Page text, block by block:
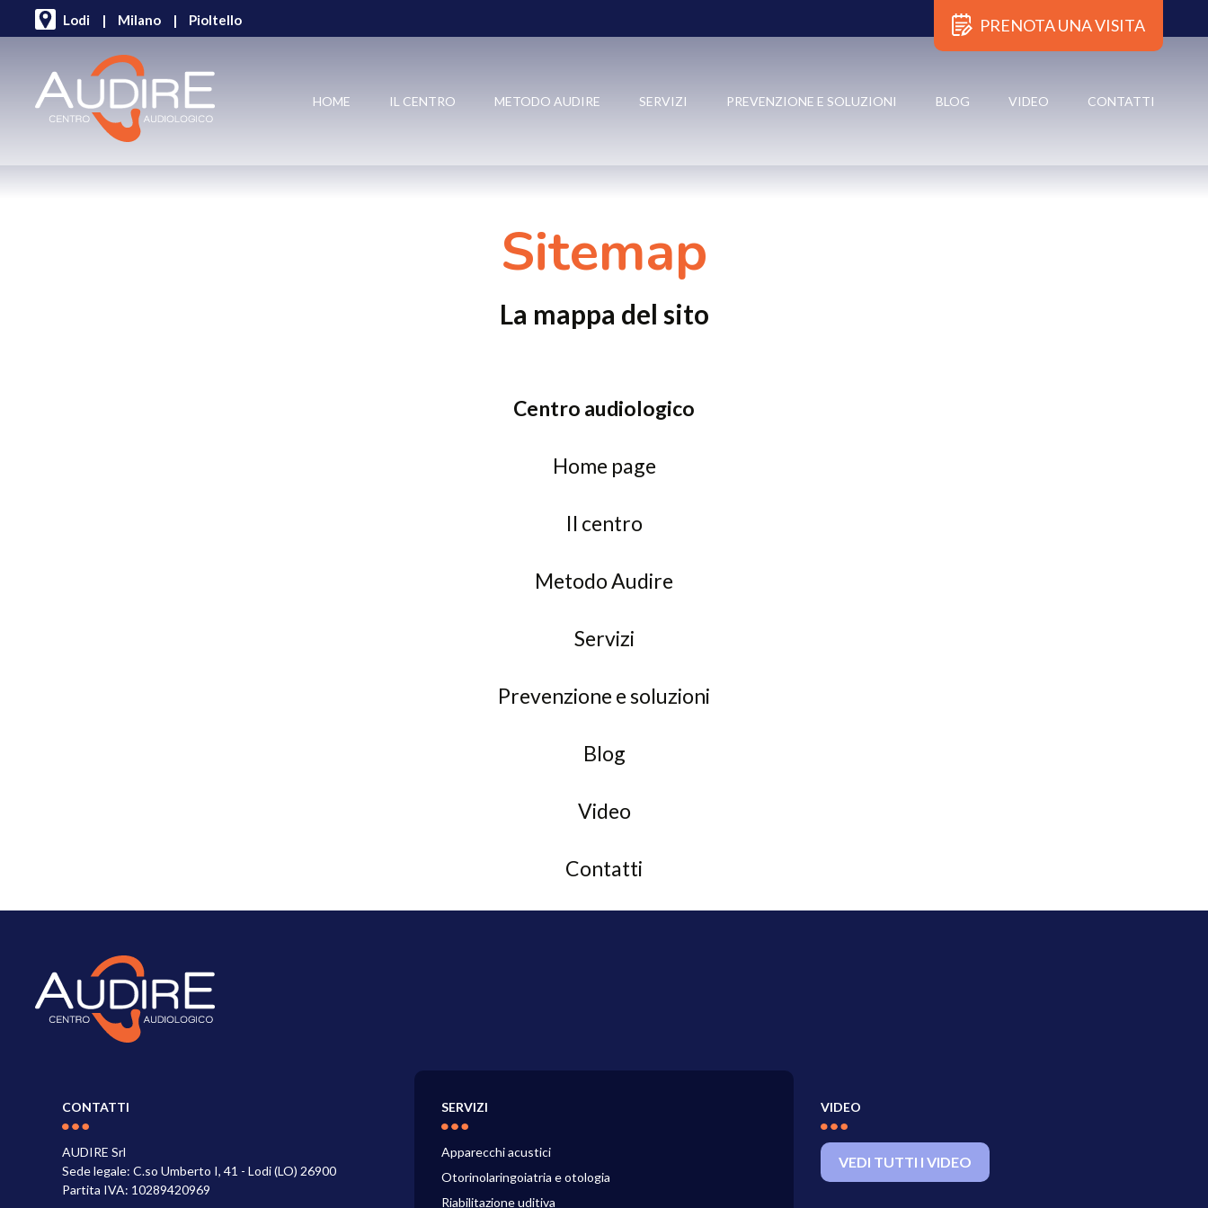
PRENOTA UNA VISITA
Lodi | Milano | Pioltello
HOME IL CENTRO METODO AUDIRE SERVIZI PREVENZIONE E SOLUZIONI BLOG VIDEO CONTATTI
Sitemap
La mappa del sito
Centro audiologico
Home page
Il centro
Metodo Audire
Servizi
Prevenzione e soluzioni
Blog
Video
Contatti
CONTATTI
AUDIRE Srl
Sede legale: C.so Umberto I, 41 - Lodi (LO) 26900
Partita IVA: 10289420969
SERVIZI
Apparecchi acustici
Otorinolaringoiatria e otologia
Riabilitazione uditiva
VIDEO
VEDI TUTTI I VIDEO
×